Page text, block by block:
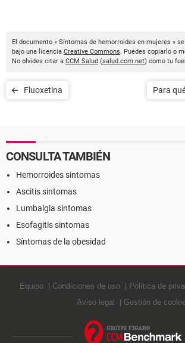
El documento « Síntomas de hemorroides en mujeres »
bajo una licencia Creative Commons. Puedes copiarlo o
No olvides citar a CCM Salud (salud.ccm.net) como tu
Fluoxetina Para
CONSULTA TAMBIÉN
Hemorroides sintomas
Ascitis sintomas
Lumbalgia sintomas
Esofagitis sintomas
Síntomas de la obesidad
Equipo Condiciones de uso Política de
Aviso legal
Gestión de